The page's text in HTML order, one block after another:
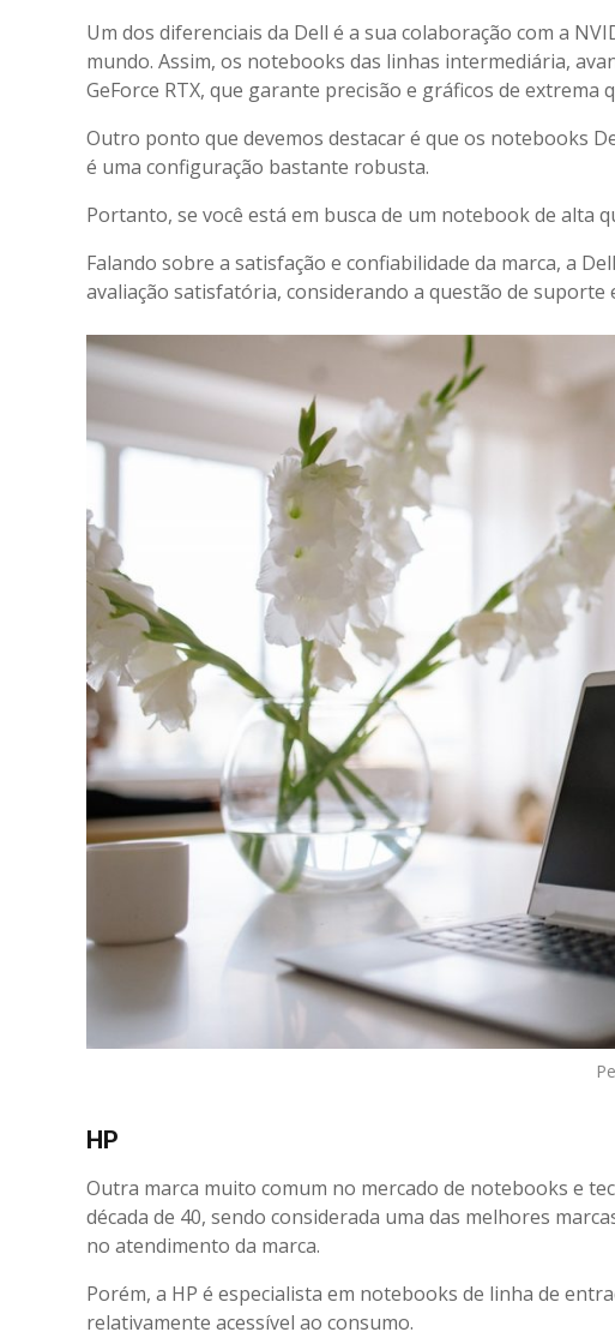
Um dos diferenciais da Dell é a sua colaboração com a
mundo. Assim, os notebooks das linhas intermediária,
GeForce RTX, que garante precisão e gráficos de extrema
Outro ponto que devemos destacar é que os notebooks
é uma configuração bastante robusta.
Portanto, se você está em busca de um notebook de alta
Falando sobre a satisfação e confiabilidade da marca, a
avaliação satisfatória, considerando a questão de suporte
HP
Outra marca muito comum no mercado de notebooks e
década de 40, sendo considerada uma das melhores
no atendimento da marca.
Porém, a HP é especialista em notebooks de linha de
relativamente acessível ao consumo.